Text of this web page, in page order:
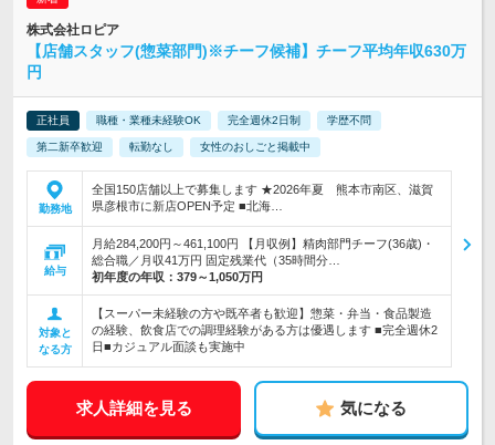
株式会社ロピア
【店舗スタッフ(惣菜部門)※チーフ候補】チーフ平均年収630万
円
正社員 職種・業種未経験OK 完全週休2日制 学歴不問
第二新卒歓迎 転勤なし 女性のおしごと掲載中
勤務地
全国150店舗以上で募集します ★2026年夏 熊本市南区、滋賀
県彦根市に新店OPEN予定 ■北海…
給与
月給284,200円～461,100円 【月収例】精肉部門チーフ(36歳)・
総合職／月収41万円 固定残業代（35時間分…
初年度の年収： 379～1,050万円
対象と
なる方
【スーパー未経験の方や既卒者も歓迎】惣菜・弁当・食品製造
の経験、飲食店での調理経験がある方は優遇します ■完全週休2
日■カジュアル面談も実施中
求人詳細を見る 気になる